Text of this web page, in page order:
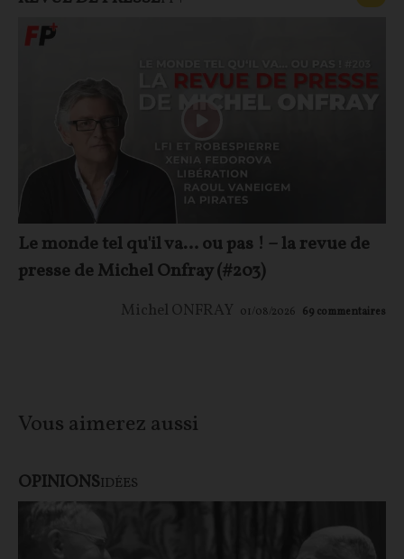
Le monde tel qu'il va… ou pas ! – la revue de
presse de Michel Onfray (#203)
Michel ONFRAY 01/08/2026 69 commentaires
Vous aimerez aussi
OPINIONSIDÉES